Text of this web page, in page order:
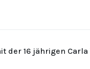
der 16 jährigen